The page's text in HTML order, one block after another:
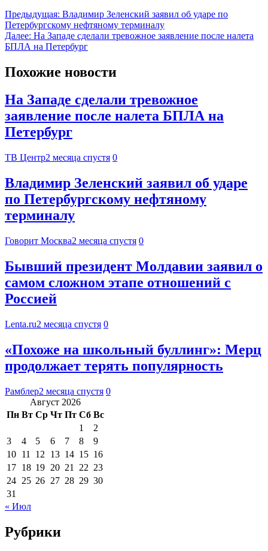
Предыдущая: Владимир Зеленский заявил об ударе по
Петербургскому нефтяному терминалу
Далее: На Западе сделали тревожное заявление после налета
БПЛА на Петербург
Похожие новости
На Западе сделали тревожное
заявление после налета БПЛА на
Петербург
ТВ Центр2 месяца спустя 0
Владимир Зеленский заявил об ударе
по Петербургскому нефтяному
терминалу
Говорит Москва2 месяца спустя 0
Бывший президент Молдавии заявил о
самом сложном этапе отношений с
Россией
Lenta.ru2 месяца спустя 0
«Похоже на школьный буллинг»: Мерц
продолжает терять популярность
Рамблер2 месяца спустя 0
Август 2026
Пн Вт Ср Чт Пт Сб Вс
1
2
3
4 5 6 7 8
9
10 11 12 13 14 15 16
17 18 19 20 21 22 23
24 25 26 27 28 29 30
31
« Июл
Рубрики